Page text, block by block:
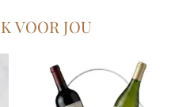
VOOR JOU